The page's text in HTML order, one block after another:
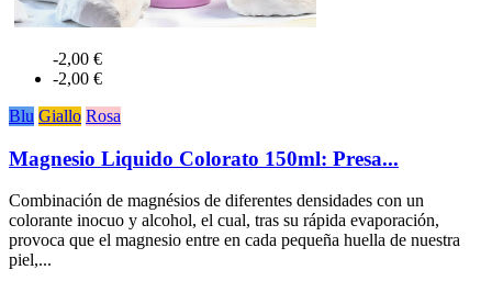
-2,00 €
-2,00 €
Blu Giallo Rosa
Magnesio Liquido Colorato 150ml: Presa...
Combinación de magnésios de diferentes densidades con un
colorante inocuo y alcohol, el cual, tras su rápida evaporación,
provoca que el magnesio entre en cada pequeña huella de nuestra
piel,...